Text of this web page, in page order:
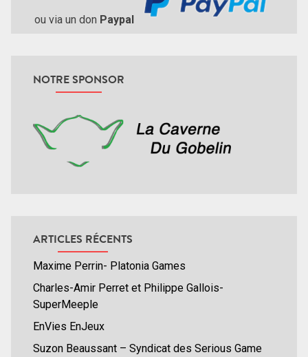
ou via un don Paypal
NOTRE SPONSOR
ARTICLES RÉCENTS
Maxime Perrin- Platonia Games
Charles-Amir Perret et Philippe Gallois-
SuperMeeple
EnVies EnJeux
Suzon Beaussant – Syndicat des Serious Game